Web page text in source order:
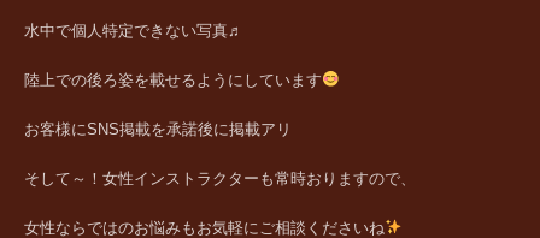
水中で個人特定できない写真♬
陸上での後ろ姿を載せるようにしています
お客様にSNS掲載を承諾後に掲載アリ
そして～！女性インストラクターも常時おりますので、
女性ならではのお悩みもお気軽にご相談くださいね